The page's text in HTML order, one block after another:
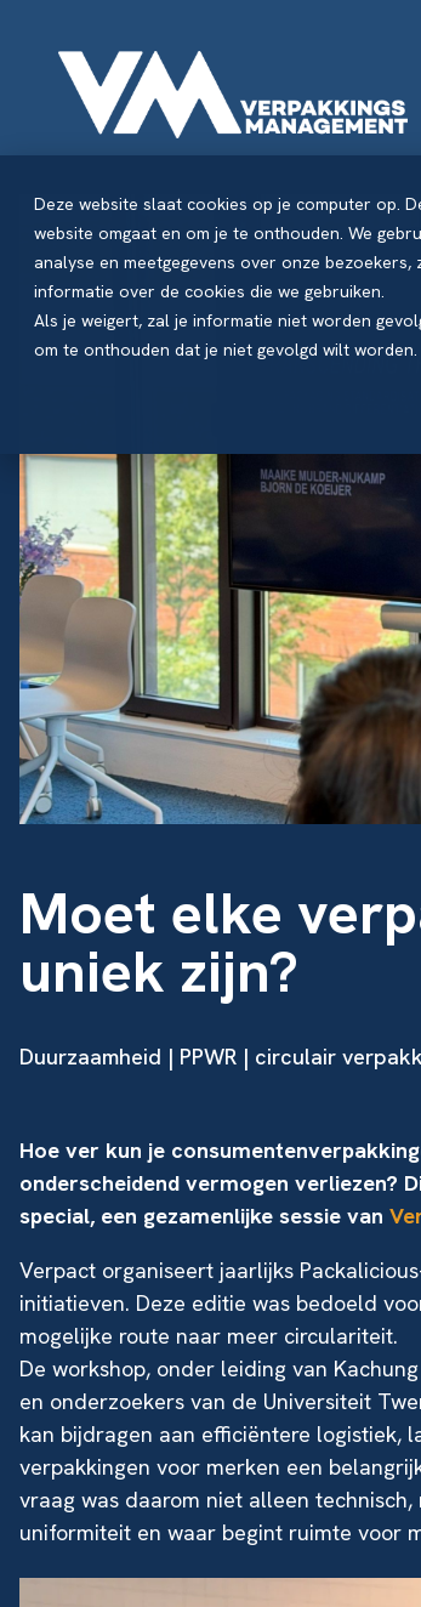
Deze website slaat cookies op je computer op.
website omgaat en om je te onthouden. We
analyse en meetgegevens over onze
informatie over de cookies die we gebruiken.
Als je weigert, zal je informatie niet worden
om te onthouden dat je niet gevolgd wilt worden.
Moet elke
uniek zijn?
Duurzaamheid | PPWR | circulair
Hoe ver kun je
onderscheidend vermogen verliezen?
special, een gezamenlijke sessie van
Verpact organiseert jaarlijks
initiatieven. Deze editie was bedoeld
mogelijke route naar meer circulariteit.
De workshop, onder leiding van
en onderzoekers van de Universiteit
kan bijdragen aan efficiëntere logistiek,
verpakkingen voor merken een
vraag was daarom niet alleen
uniformiteit en waar begint ruimte voor